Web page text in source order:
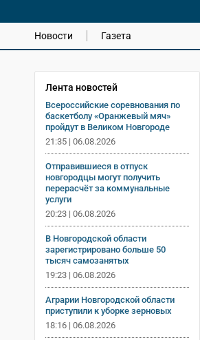
Новости Газета
Лента новостей
Всероссийские соревнования по
баскетболу «Оранжевый мяч»
пройдут в Великом Новгороде
21:35 | 06.08.2026
Отправившиеся в отпуск
новгородцы могут получить
перерасчёт за коммунальные
услуги
20:23 | 06.08.2026
В Новгородской области
зарегистрировано больше 50
тысяч самозанятых
19:23 | 06.08.2026
Аграрии Новгородской области
приступили к уборке зерновых
18:16 | 06.08.2026